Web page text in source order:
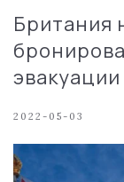
Британия
2022-05-03